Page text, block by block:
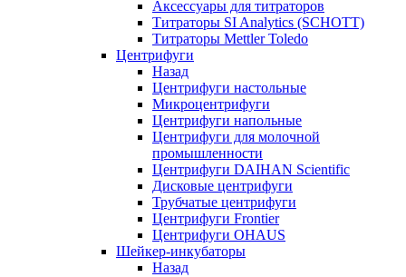
Аксессуары для титраторов
Титраторы SI Analytics (SCHOTT)
Титраторы Mettler Toledo
Центрифуги
Назад
Центрифуги настольные
Микроцентрифуги
Центрифуги напольные
Центрифуги для молочной
промышленности
Центрифуги DAIHAN Scientific
Дисковые центрифуги
Трубчатые центрифуги
Центрифуги Frontier
Центрифуги OHAUS
Шейкер-инкубаторы
Назад